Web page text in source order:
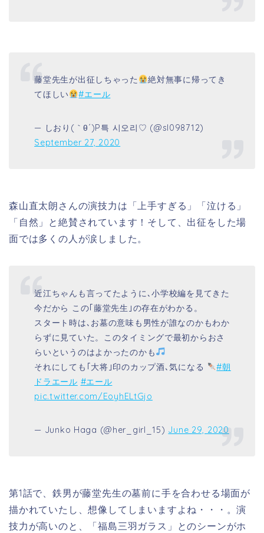
藤堂先生が出征しちゃった
絶対無事に帰ってき
てほしい
#エール
— しおり(｀θ´)P특 시오리♡ (@sl098712)
September 27, 2020
森山直太朗さんの演技力は「上手すぎる」「泣ける」
「自然」と絶賛されています！そして、出征をした場
面では多くの人が涙しました。
近江ちゃんも言ってたように､小学校編を見てきた
今だから この｢藤堂先生｣の存在がわかる。
スタート時は､お墓の意味も男性が誰なのかもわか
らずに見ていた。このタイミングで最初からおさ
らいというのはよかったのかも
それにしても｢大将｣印のカップ酒､気になる
#朝
ドラエール #エール
pic.twitter.com/EoyhELtGjo
— Junko Haga (@her_girl_15) June 29, 2020
第1話で、鉄男が藤堂先生の墓前に手を合わせる場面が
描かれていたし、想像してしまいますよね・・・。演
技力が高いのと、「福島三羽ガラス」とのシーンがホ